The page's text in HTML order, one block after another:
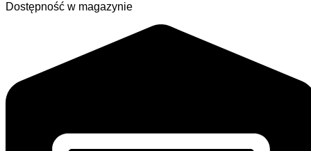
Dostępność w magazynie